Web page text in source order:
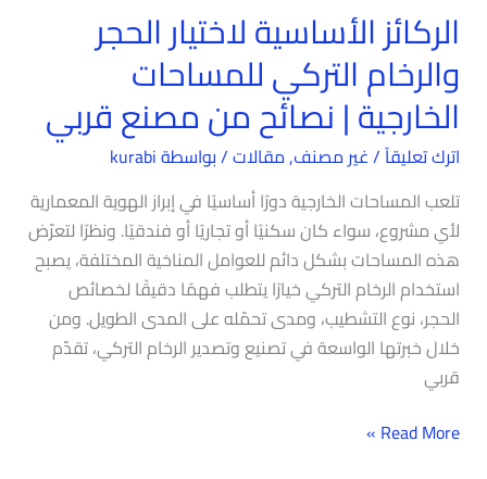
الركائز الأساسية لاختيار الحجر
والرخام التركي للمساحات
الخارجية | نصائح من مصنع قربي
اترك تعليقاً/غير مصنف,مقالات/ بواسطةkurabi
تلعب المساحات الخارجية دورًا أساسيًا في إبراز الهوية المعمارية
لأي مشروع، سواء كان سكنيًا أو تجاريًا أو فندقيًا. ونظرًا لتعرّض
هذه المساحات بشكل دائم للعوامل المناخية المختلفة، يصبح
استخدام الرخام التركي خيارًا يتطلب فهمًا دقيقًا لخصائص
الحجر، نوع التشطيب، ومدى تحمّله على المدى الطويل. ومن
خلال خبرتها الواسعة في تصنيع وتصدير الرخام التركي، تقدّم
قربي
Read More »